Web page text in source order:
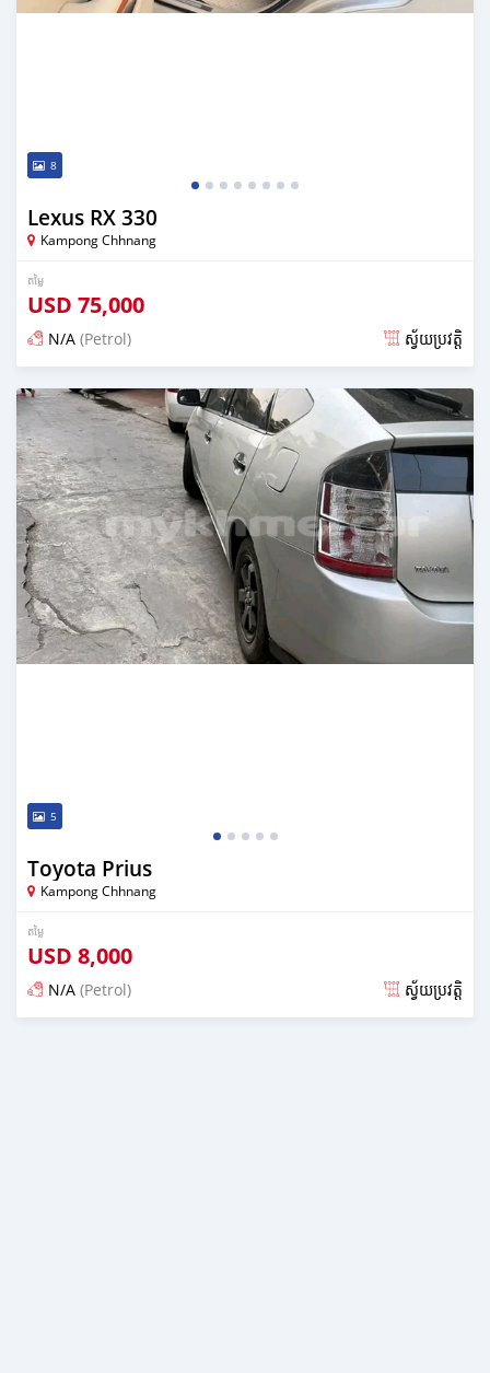
8
Lexus RX 330
Kampong Chhnang
តម្លៃ
USD 75,000
N/A (Petrol) ស្វ័យប្រវត្តិ
ប្រកាស over 1 year មុន
5
Toyota Prius
Kampong Chhnang
តម្លៃ
USD 8,000
N/A (Petrol) ស្វ័យប្រវត្តិ